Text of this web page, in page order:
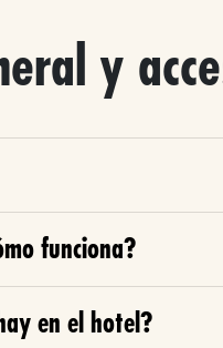
y
funciona?
en el hotel?